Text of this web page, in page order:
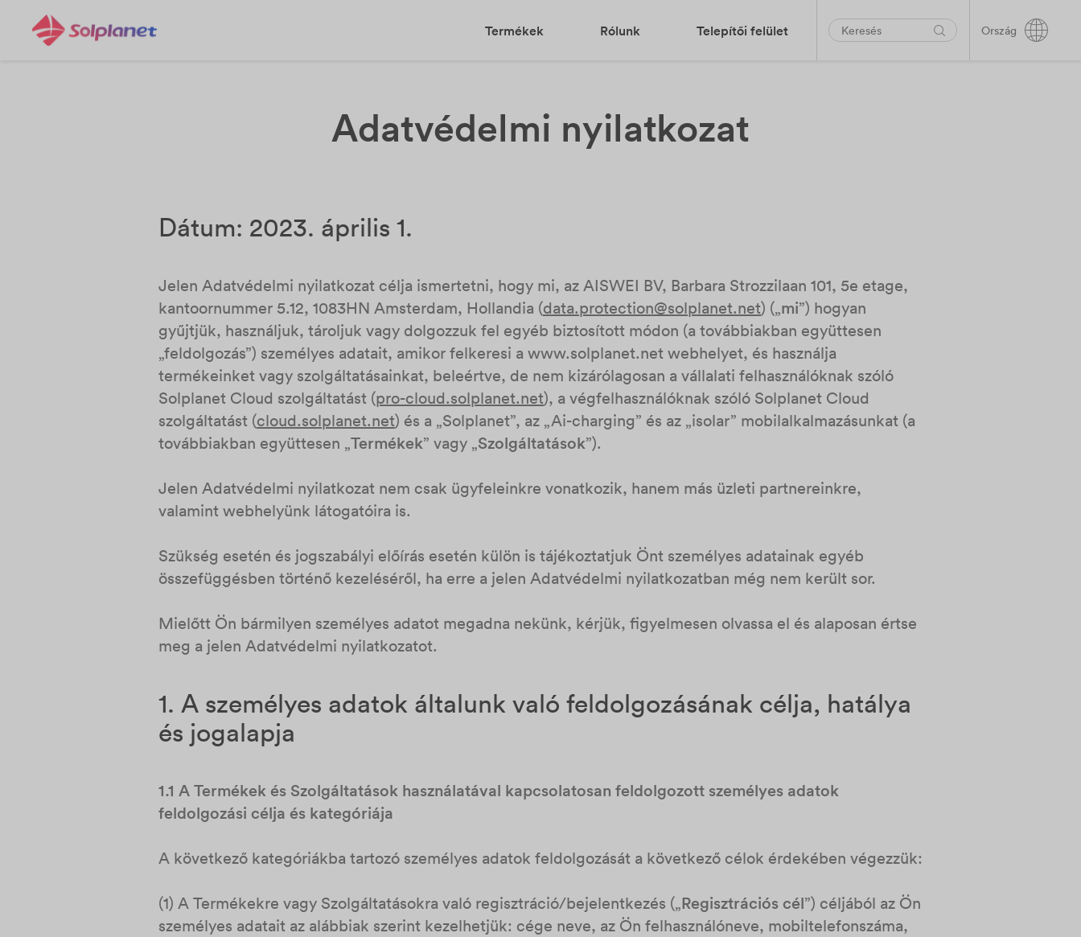
Termékek Rólunk Telepítői felület Ország
Adatvédelmi nyilatkozat
Dátum: 2023. április 1.
Jelen Adatvédelmi nyilatkozat célja ismertetni, hogy mi, az AISWEI BV, Barbara Strozzilaan 101, 5e etage,
kantoornummer 5.12, 1083HN Amsterdam, Hollandia (data.protection@solplanet.net) („mi”) hogyan
gyűjtjük, használjuk, tároljuk vagy dolgozzuk fel egyéb biztosított módon (a továbbiakban együttesen
„feldolgozás”) személyes adatait, amikor felkeresi a www.solplanet.net webhelyet, és használja
termékeinket vagy szolgáltatásainkat, beleértve, de nem kizárólagosan a vállalati felhasználóknak szóló
Solplanet Cloud szolgáltatást (pro-cloud.solplanet.net), a végfelhasználóknak szóló Solplanet Cloud
szolgáltatást (cloud.solplanet.net) és a „Solplanet”, az „Ai-charging” és az „isolar” mobilalkalmazásunkat (a
továbbiakban együttesen „Termékek” vagy „Szolgáltatások”).
Jelen Adatvédelmi nyilatkozat nem csak ügyfeleinkre vonatkozik, hanem más üzleti partnereinkre,
valamint webhelyünk látogatóira is.
Szükség esetén és jogszabályi előírás esetén külön is tájékoztatjuk Önt személyes adatainak egyéb
összefüggésben történő kezeléséről, ha erre a jelen Adatvédelmi nyilatkozatban még nem került sor.
Mielőtt Ön bármilyen személyes adatot megadna nekünk, kérjük, figyelmesen olvassa el és alaposan értse
meg a jelen Adatvédelmi nyilatkozatot.
1. A személyes adatok általunk való feldolgozásának célja, hatálya
és jogalapja
1.1 A Termékek és Szolgáltatások használatával kapcsolatosan feldolgozott személyes adatok
feldolgozási célja és kategóriája
A következő kategóriákba tartozó személyes adatok feldolgozását a következő célok érdekében végezzük:
(1) A Termékekre vagy Szolgáltatásokra való regisztráció/bejelentkezés („Regisztrációs cél”) céljából az Ön
személyes adatait az alábbiak szerint kezelhetjük: cége neve, az Ön felhasználóneve, mobiltelefonszáma,